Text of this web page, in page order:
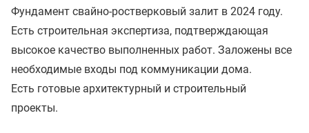
Фундамент свайно-ростверковый залит в 2024 году.
Есть строительная экспертиза, подтверждающая
высокое качество выполненных работ. Заложены все
необходимые входы под коммуникации дома.
Есть готовые архитектурный и строительный
проекты.